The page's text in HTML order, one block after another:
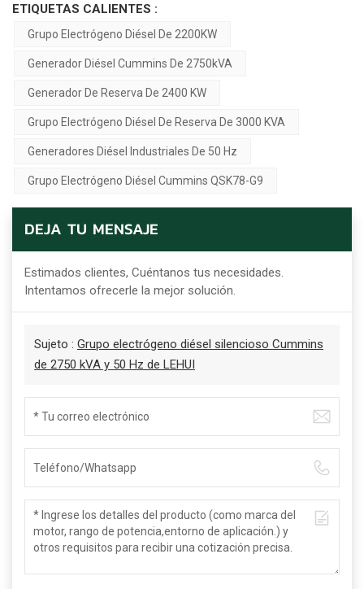
ETIQUETAS CALIENTES :
Grupo Electrógeno Diésel De 2200KW
Generador Diésel Cummins De 2750kVA
Generador De Reserva De 2400 KW
Grupo Electrógeno Diésel De Reserva De 3000 KVA
Generadores Diésel Industriales De 50 Hz
Grupo Electrógeno Diésel Cummins QSK78-G9
DEJA TU MENSAJE
Estimados clientes, Cuéntanos tus necesidades.
Intentamos ofrecerle la mejor solución.
Sujeto : Grupo electrógeno diésel silencioso Cummins
de 2750 kVA y 50 Hz de LEHUI